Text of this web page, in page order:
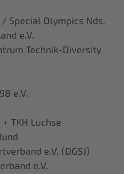
Special Olympics Nds.
e.V.
Technik-Diversity
e.V.
TKH Luchse
e.V. (DGSJ)
e.V.